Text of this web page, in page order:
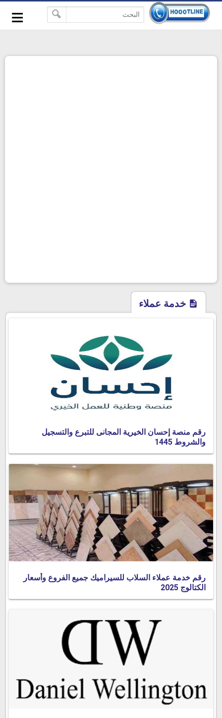
≡
خدمة عملاء
رقم منصة إحسان الخيرية المجانى للتبرع والتسجيل
والشروط 1445
رقم خدمة عملاء السلاب للسيراميك جميع الفروع وأسعار
الكتالوج 2025